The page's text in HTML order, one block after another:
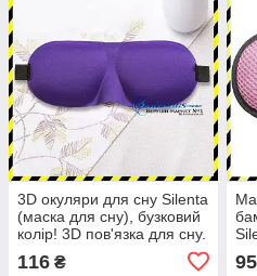
3D окуляри для сну Silenta
(маска для сну), бузковий
колір! 3D пов'язка для сну.
116 ₴ 95